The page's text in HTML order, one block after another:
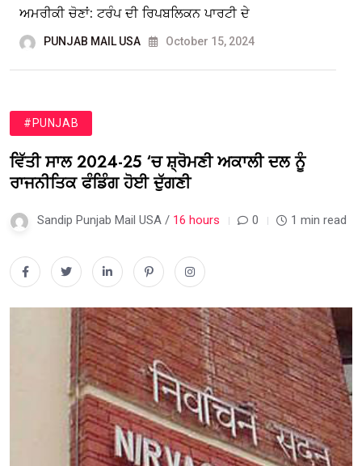
ਅਮਰੀਕੀ ਚੋਣਾਂ: ਟਰੰਪ ਦੀ ਰਿਪਬਲਿਕਨ ਪਾਰਟੀ ਦੇ
PUNJAB MAIL USA October 15, 2024
#PUNJAB
ਵਿੱਤੀ ਸਾਲ 2024-25 ‘ਚ ਸ਼੍ਰੋਮਣੀ ਅਕਾਲੀ ਦਲ ਨੂੰ
ਰਾਜਨੀਤਿਕ ਫੰਡਿੰਗ ਹੋਈ ਦੁੱਗਣੀ
Sandip Punjab Mail USA / 16 hours 0 1 min read